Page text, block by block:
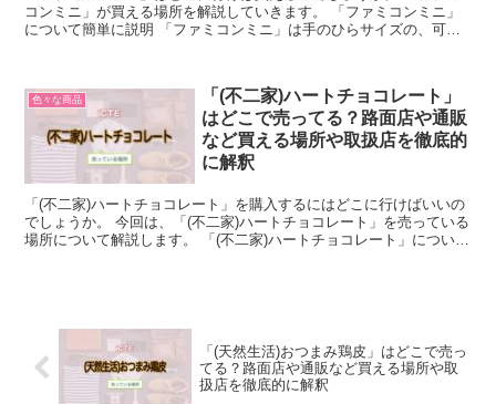
コンミニ」が買える場所を解説していきます。 「ファミコンミニ」
について簡単に説明 「ファミコンミニ」は手のひらサイズの、可愛
色々な商品
「(不二家)ハートチョコレート」
はどこで売ってる？路面店や通販
など買える場所や取扱店を徹底的
に解釈
「(不二家)ハートチョコレート」を購入するにはどこに行けばいいの
でしょうか。 今回は、「(不二家)ハートチョコレート」を売っている
場所について解説します。 「(不二家)ハートチョコレート」について
「(天然生活)おつまみ鶏皮」はどこで売っ
てる？路面店や通販など買える場所や取
扱店を徹底的に解釈